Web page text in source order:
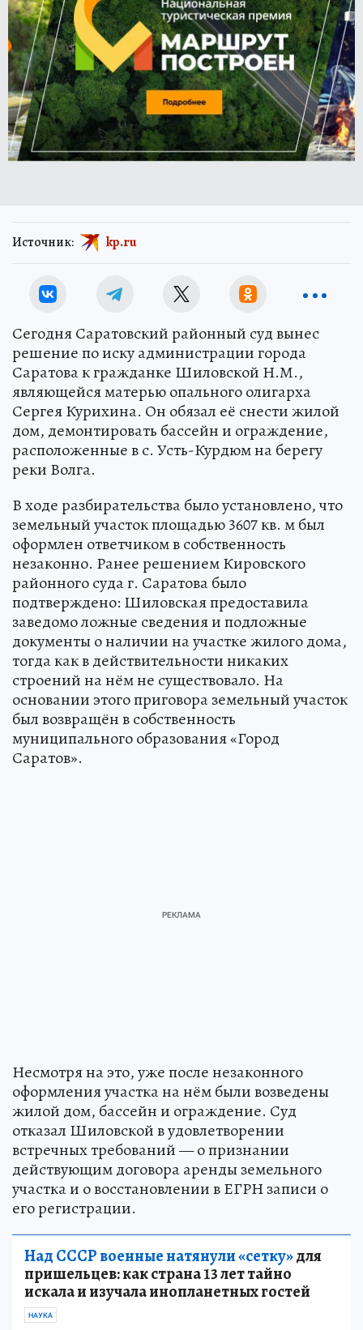
Источник: kp.ru
Сегодня Саратовский районный суд вынес
решение по иску администрации города
Саратова к гражданке Шиловской Н.М.,
являющейся матерью опального олигарха
Сергея Курихина. Он обязал её снести жилой
дом, демонтировать бассейн и ограждение,
расположенные в с. Усть-Курдюм на берегу
реки Волга.
В ходе разбирательства было установлено, что
земельный участок площадью 3607 кв. м был
оформлен ответчиком в собственность
незаконно. Ранее решением Кировского
районного суда г. Саратова было
подтверждено: Шиловская предоставила
заведомо ложные сведения и подложные
документы о наличии на участке жилого дома,
тогда как в действительности никаких
строений на нём не существовало. На
основании этого приговора земельный участок
был возвращён в собственность
муниципального образования «Город
Саратов».
Несмотря на это, уже после незаконного
оформления участка на нём были возведены
жилой дом, бассейн и ограждение. Суд
отказал Шиловской в удовлетворении
встречных требований — о признании
действующим договора аренды земельного
участка и о восстановлении в ЕГРН записи о
его регистрации.
Над СССР военные натянули «сетку»для
пришельцев: как страна 13 лет тайно
искала и изучала инопланетных гостей
НАУКА